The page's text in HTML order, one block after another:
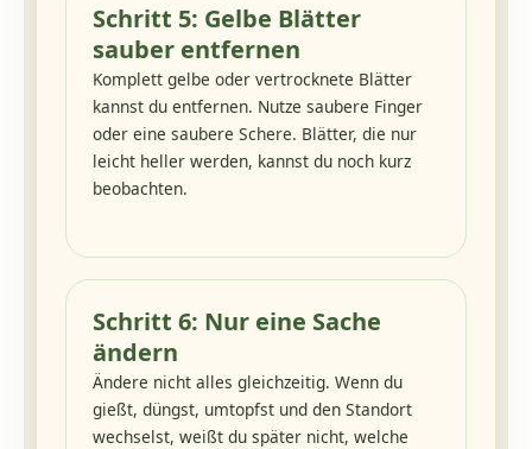
Schritt 5: Gelbe Blätter
sauber entfernen
Komplett gelbe oder vertrocknete Blätter
kannst du entfernen. Nutze saubere Finger
oder eine saubere Schere. Blätter, die nur
leicht heller werden, kannst du noch kurz
beobachten.
Schritt 6: Nur eine Sache
ändern
Ändere nicht alles gleichzeitig. Wenn du
gießt, düngst, umtopfst und den Standort
wechselst, weißt du später nicht, welche